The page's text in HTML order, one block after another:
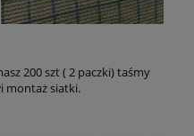
200 szt ( 2 paczki) taśmy
montaż siatki.